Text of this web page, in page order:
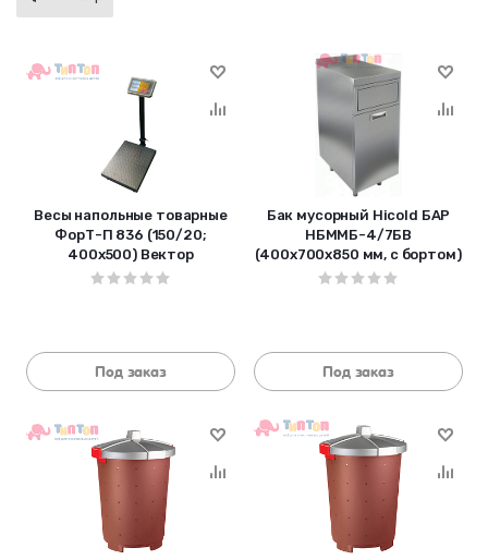
Bесы напольные товарные
ФорТ-П 836 (150/20;
400х500) Вектор
Под заказ
Бак мусорный Hicold БАР
НБММБ-4/7БВ
(400х700х850 мм, с бортом)
Под заказ